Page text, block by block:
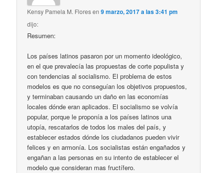
Kensy Pamela M. Floresen9 marzo, 2017 a las 3:41 pm
dijo:
Resumen:
Los países latinos pasaron por un momento ideológico,
en el que prevalecía las propuestas de corte populista y
con tendencias al socialismo. El problema de estos
modelos es que no conseguían los objetivos propuestos,
y terminaban causando un daño en las economías
locales dónde eran aplicados. El socialismo se volvía
popular, porque le proponía a los países latinos una
utopía, rescatarlos de todos los males del país, y
establecer estados dónde los ciudadanos pueden vivir
felices y en armonía. Los socialistas están engañados y
engañan a las personas en su intento de establecer el
modelo que consideran mas fructífero.